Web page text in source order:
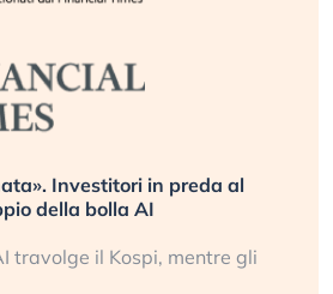
finanza pesa più dell’economia
sta ripetendo gli errori del 2008?
mondiale cresce, ma è sempre più
reale. (…)